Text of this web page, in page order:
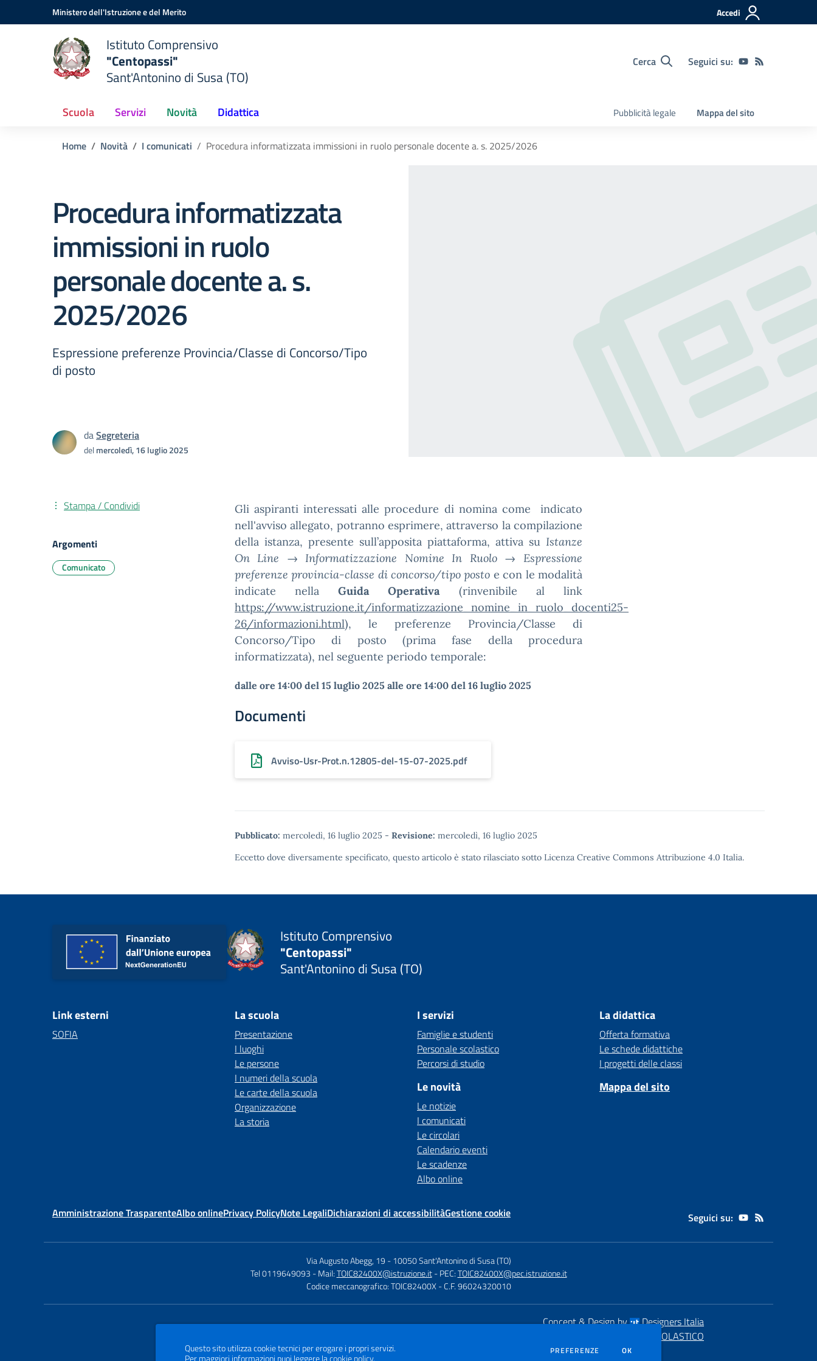
Vai ai contenuti
Vai al menu di navigazioneMinistero dell'Istruzione e del Merito Accedi
Istituto Comprensivo
"Centopassi"
Sant'Antonino di Susa (TO)
Cerca Seguici su:
Scuola Servizi Novità Didattica Pubblicità legale Mappa del sito
Home Novità I comunicati Procedura informatizzata immissioni in ruolo personale docente a. s. 2025/2026
Procedura informatizzata
immissioni in ruolo
personale docente a. s.
2025/2026
Espressione preferenze Provincia/Classe di Concorso/Tipo
di posto
daSegreteria
delmercoledì, 16 luglio 2025
Gli aspiranti interessati alle procedure di nomina come indicato
nell'avviso allegato, potranno esprimere, attraverso la compilazione
della istanza, presente sull’apposita piattaforma, attiva su Istanze
On Line → Informatizzazione Nomine In Ruolo → Espressione
preferenze provincia-classe di concorso/tipo posto e con le modalità
indicate nellaGuida Operativa(rinvenibile al link
https://www.istruzione.it/informatizzazione_nomine_in_ruolo_docenti25-
26/informazioni.html), le preferenze Provincia/Classe di
Concorso/Tipo di posto (prima fase della procedura
informatizzata), nel seguente periodo temporale:
dalle ore 14:00 del 15 luglio 2025 alle ore 14:00 del 16 luglio 2025
Documenti
Avviso-Usr-Prot.n.12805-del-15-07-2025.pdf
Pubblicato: mercoledì, 16 luglio 2025 - Revisione: mercoledì, 16 luglio 2025
Eccetto dove diversamente specificato, questo articolo è stato rilasciato sotto Licenza Creative Commons Attribuzione 4.0 Italia.
Stampa / Condividi
Argomenti
Comunicato
Istituto Comprensivo
"Centopassi"
Sant'Antonino di Susa (TO)
Link esterni
SOFIA
La scuola
Presentazione
I luoghi
Le persone
I numeri della scuola
Le carte della scuola
Organizzazione
La storia
I servizi
Famiglie e studenti
Personale scolastico
Percorsi di studio
Le novità
Le notizie
I comunicati
Le circolari
Calendario eventi
Le scadenze
Albo online
La didattica
Offerta formativa
Le schede didattiche
I progetti delle classi
Mappa del sito
Amministrazione TrasparenteAlbo onlinePrivacy PolicyNote LegaliDichiarazioni di accessibilitàGestione cookie Seguici su:
Via Augusto Abegg, 19 -10050 Sant'Antonino di Susa (TO)
Tel 0119649093 - Mail:TOIC82400X@istruzione.it - PEC:TOIC82400X@pec.istruzione.it
Codice meccanografico: TOIC82400X - C.F. 96024320010
Concept & Design by
Designers Italia
SCUOLASTICO
Questo sito utilizza cookie tecnici per erogare i propri servizi. PREFERENZE DEI COOKIE
OK